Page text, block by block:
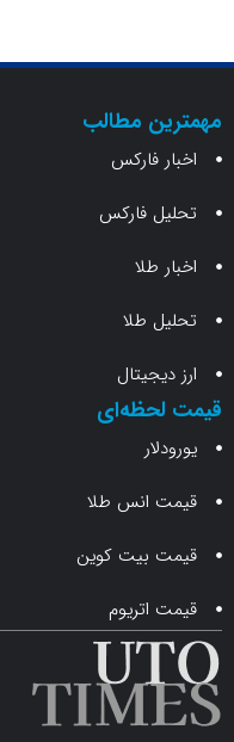
مطالب
فارکس
فارکس
انس طلا
بیت کوین